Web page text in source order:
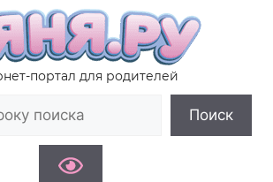
портал для родителей
Поиск